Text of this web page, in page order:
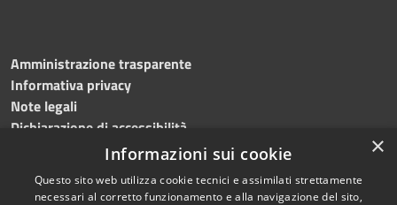
Amministrazione trasparente
Informativa privacy
Note legali
Dichiarazione di accessibilità
×
Informazioni sui cookie
Questo sito web utilizza cookie tecnici e assimilati strettamente
necessari al corretto funzionamento e alla navigazione del sito,